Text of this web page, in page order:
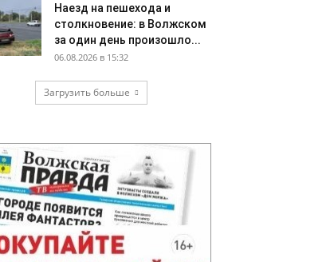
Наезд на пешехода и
столкновение: в Волжском
за один день произошло...
06.08.2026 в 15:32
Загрузить больше